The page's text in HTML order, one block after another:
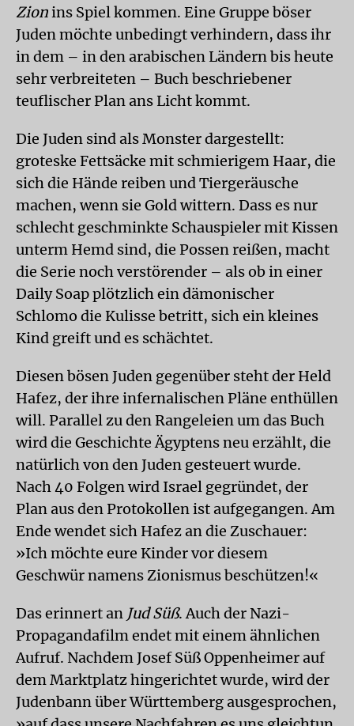
Zionins Spiel kommen. Eine Gruppe böser
Juden möchte unbedingt verhindern, dass ihr
in dem – in den arabischen Ländern bis heute
sehr verbreiteten – Buch beschriebener
teuflischer Plan ans Licht kommt.
Die Juden sind als Monster dargestellt:
groteske Fettsäcke mit schmierigem Haar, die
sich die Hände reiben und Tiergeräusche
machen, wenn sie Gold wittern. Dass es nur
schlecht geschminkte Schauspieler mit Kissen
unterm Hemd sind, die Possen reißen, macht
die Serie noch verstörender – als ob in einer
Daily Soap plötzlich ein dämonischer
Schlomo die Kulisse betritt, sich ein kleines
Kind greift und es schächtet.
Diesen bösen Juden gegenüber steht der Held
Hafez, der ihre infernalischen Pläne enthüllen
will. Parallel zu den Rangeleien um das Buch
wird die Geschichte Ägyptens neu erzählt, die
natürlich von den Juden gesteuert wurde.
Nach 40 Folgen wird Israel gegründet, der
Plan aus den Protokollen ist aufgegangen. Am
Ende wendet sich Hafez an die Zuschauer:
»Ich möchte eure Kinder vor diesem
Geschwür namens Zionismus beschützen!«
Das erinnert an Jud Süß. Auch der Nazi-
Propagandafilm endet mit einem ähnlichen
Aufruf. Nachdem Josef Süß Oppenheimer auf
dem Marktplatz hingerichtet wurde, wird der
Judenbann über Württemberg ausgesprochen,